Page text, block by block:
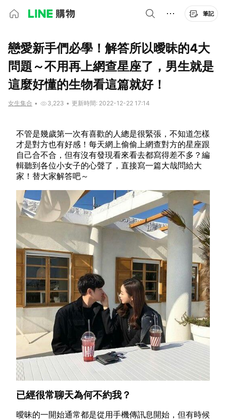
筆記
戀愛新手們必學！解答所以曖昧的4大
問題～不用再上網查星座了，男生就是
這麼好懂的生物看這篇就好！
女生集合 • 3,223 • 更新時間: 2022-12-22 17:14
不管是幾歲第一次有喜歡的人總是很緊張，不知道怎樣
才是對方也有好感！每天網上偷偷上網查對方的星座跟
自己合不合，但有沒有發現看來看去都寫得差不多？編
輯聽到各位小女子的心聲了，直接寫一篇大哉問給大
家！替大家解答吧～
已經很常聊天為何不約我？
曖昧的一開始通常都是從用手機傳訊息開始，但有時候